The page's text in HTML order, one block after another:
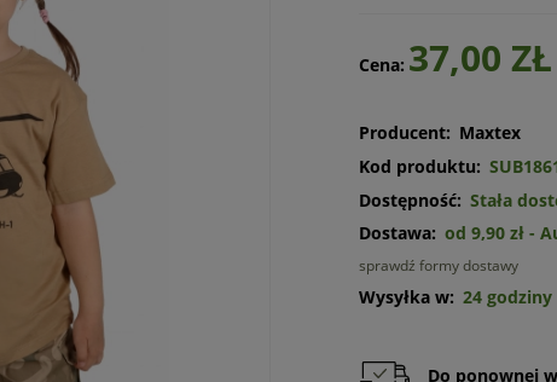
Cena: 37,00 ZŁ
Producent: Maxtex
Kod produktu:
Dostępność: Stała
Dostawa: od 9,90 zł -
Cena
sprawdź formy dostawy
Wysyłka w: 24 godziny
Do ponownej